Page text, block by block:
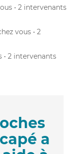
• 2 intervenants
vous • 2
• 2 intervenants
a